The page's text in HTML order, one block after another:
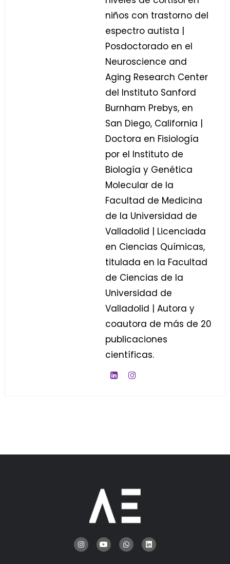
niños con trastorno del
espectro autista |
Posdoctorado en el
Neuroscience and
Aging Research Center
del Instituto Sanford
Burnham Prebys, en
San Diego, California |
Doctora en Fisiología
por el Instituto de
Biología y Genética
Molecular de la
Facultad de Medicina
de la Universidad de
Valladolid | Licenciada
en Ciencias Químicas,
titulada en la Facultad
de Ciencias de la
Universidad de
Valladolid | Autora y
coautora de más de 20
publicaciones
científicas.